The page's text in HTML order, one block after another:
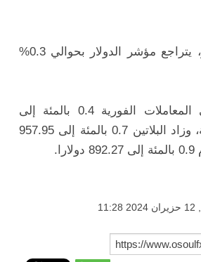
وعلى الجانب الآخر، يتراجع مؤشر الدولار بحوالي 0.3%
ارتفعت الفضة في المعاملات الفورية 0.4 بالمئة إلى
29.37 دولارا للأوقية، وزاد البلاتين 0.7 بالمئة إلى 957.95